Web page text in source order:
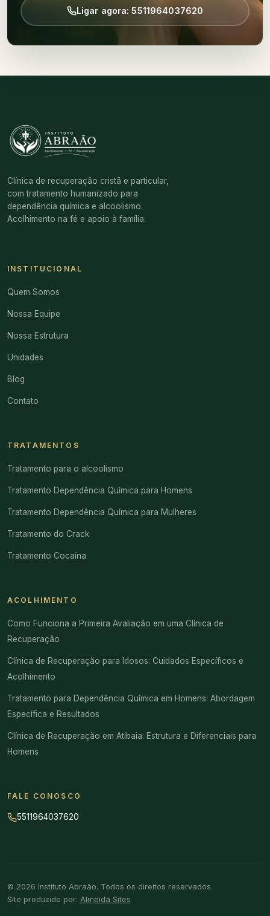
Ligar agora: 5511964037620
Clínica de recuperação cristã e particular,
com tratamento humanizado para
dependência química e alcoolismo.
Acolhimento na fé e apoio à família.
INSTITUCIONAL
Quem Somos
Nossa Equipe
Nossa Estrutura
Unidades
Blog
Contato
TRATAMENTOS
Tratamento para o alcoolismo
Tratamento Dependência Química para Homens
Tratamento Dependência Química para Mulheres
Tratamento do Crack
Tratamento Cocaína
ACOLHIMENTO
Como Funciona a Primeira Avaliação em uma Clínica de
Recuperação
Clínica de Recuperação para Idosos: Cuidados Específicos e
Acolhimento
Tratamento para Dependência Química em Homens: Abordagem
Específica e Resultados
Clínica de Recuperação em Atibaia: Estrutura e Diferenciais para
Homens
FALE CONOSCO
5511964037620
© 2026 Instituto Abraão. Todos os direitos reservados.
Site produzido por: Almeida Sites